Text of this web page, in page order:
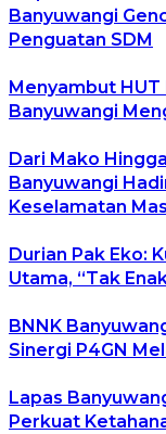
Banyuwangi
Penguatan SDM
Menyambut HUT
Banyuwangi
Dari Mako
Banyuwangi
Keselamatan
Durian Pak Eko:
Utama, “Tak
BNNK
Sinergi P4GN
Lapas
Perkuat